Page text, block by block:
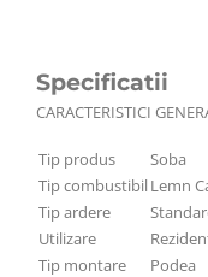
Specificatii
CARACTERISTICI
Tip produs
Soba
Tip combustibilLemn
Tip ardere
Utilizare
Tip montare
Podea